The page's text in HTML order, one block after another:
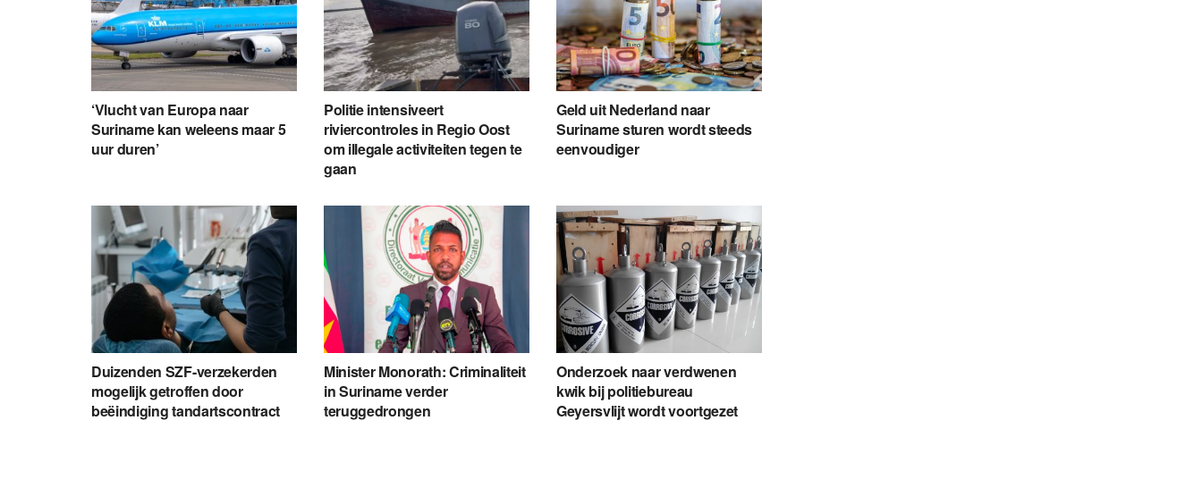
‘Vlucht van Europa naar
Suriname kan weleens maar 5
uur duren’
Politie intensiveert
riviercontroles in Regio Oost
om illegale activiteiten tegen te
gaan
Geld uit Nederland naar
Suriname sturen wordt steeds
eenvoudiger
Duizenden SZF-verzekerden
mogelijk getroffen door
beëindiging tandartscontract
Minister Monorath: Criminaliteit
in Suriname verder
teruggedrongen
Onderzoek naar verdwenen
kwik bij politiebureau
Geyersvlijt wordt voortgezet